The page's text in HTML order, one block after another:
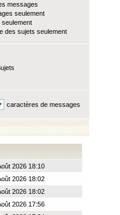
messages
seulement
des sujets seulement
caractères de messages
2026 18:10
2026 18:02
2026 18:02
2026 17:56